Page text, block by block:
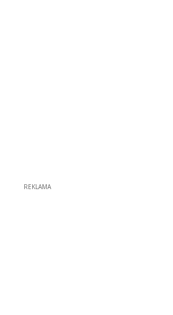
REKLAMA